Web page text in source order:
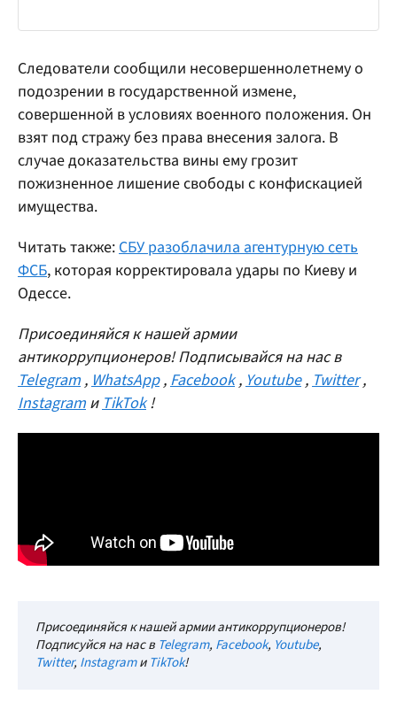
Следователи сообщили несовершеннолетнему о
подозрении в государственной измене,
совершенной в условиях военного положения. Он
взят под стражу без права внесения залога. В
случае доказательства вины ему грозит
пожизненное лишение свободы с конфискацией
имущества.
Читать также:СБУ разоблачила агентурную сеть
ФСБ, которая корректировала удары по Киеву и
Одессе.
Присоединяйся к нашей армии
антикоррупционеров! Подписывайся на нас в
Telegram ,WhatsApp ,Facebook ,Youtube ,Twitter ,
Instagram иTikTok !
Присоединяйся к нашей армии антикоррупционеров!
Подписуйся на нас в Telegram, Facebook, Youtube,
Twitter, InstagramиTikTok!